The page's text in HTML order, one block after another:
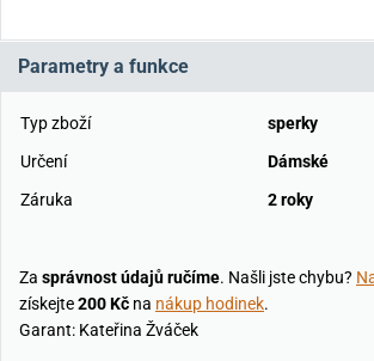
Parametry a funkce
Typ zboží
sperky
Určení
Dámské
Záruka
2 roky
Za správnost údajů ručíme. Našli jste chybu?
získejte200 Kč na nákup hodinek.
Garant: Kateřina Žváček